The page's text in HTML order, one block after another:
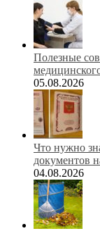
Полезные
05.08.2026
Что нужно
документов
04.08.2026